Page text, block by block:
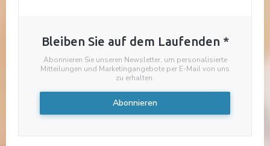
Bleiben Sie auf dem Laufenden *
Abonnieren Sie unseren Newsletter, um personalisierte
Mitteilungen und Marketingangebote per E-Mail von uns
zu erhalten.
Abonnieren